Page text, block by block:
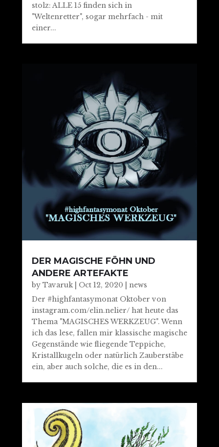
stolz: ALLE 15 finden sich in
"Weltenretter", sogar mehrfach - mit
einer...
DER MAGISCHE FÖHN UND
ANDERE ARTEFAKTE
by Tavaruk| Oct 12, 2020
news
Der #highfantasymonat Oktober von
instagram.com/elin.nelier/ hat heute das
Thema "MAGISCHES WERKZEUG". Wenn
ich das lese, fallen mir klassische magische
Gegenstände wie fliegende Teppiche,
Kristallkugeln oder natürlich Zauberstäbe
ein, aber auch solche, die es in den...